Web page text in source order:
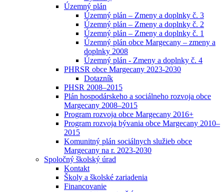
Územný plán
Územný plán – Zmeny a doplnky č. 3
Územný plán – Zmeny a doplnky č. 2
Územný plán – Zmeny a doplnky č. 1
Územný plán obce Margecany – zmeny a
doplnky 2008
Územný plán - Zmeny a doplnky č. 4
PHRSR obce Margecany 2023-2030
Dotazník
PHSR 2008–2015
Plán hospodárskeho a sociálneho rozvoja obce
Margecany 2008–2015
Program rozvoja obce Margecany 2016+
Program rozvoja bývania obce Margecany 2010–
2015
Komunitný plán sociálnych služieb obce
Margecany na r. 2023-2030
Spoločný školský úrad
Kontakt
Školy a školské zariadenia
Financovanie